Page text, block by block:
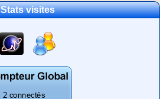
Stats visites